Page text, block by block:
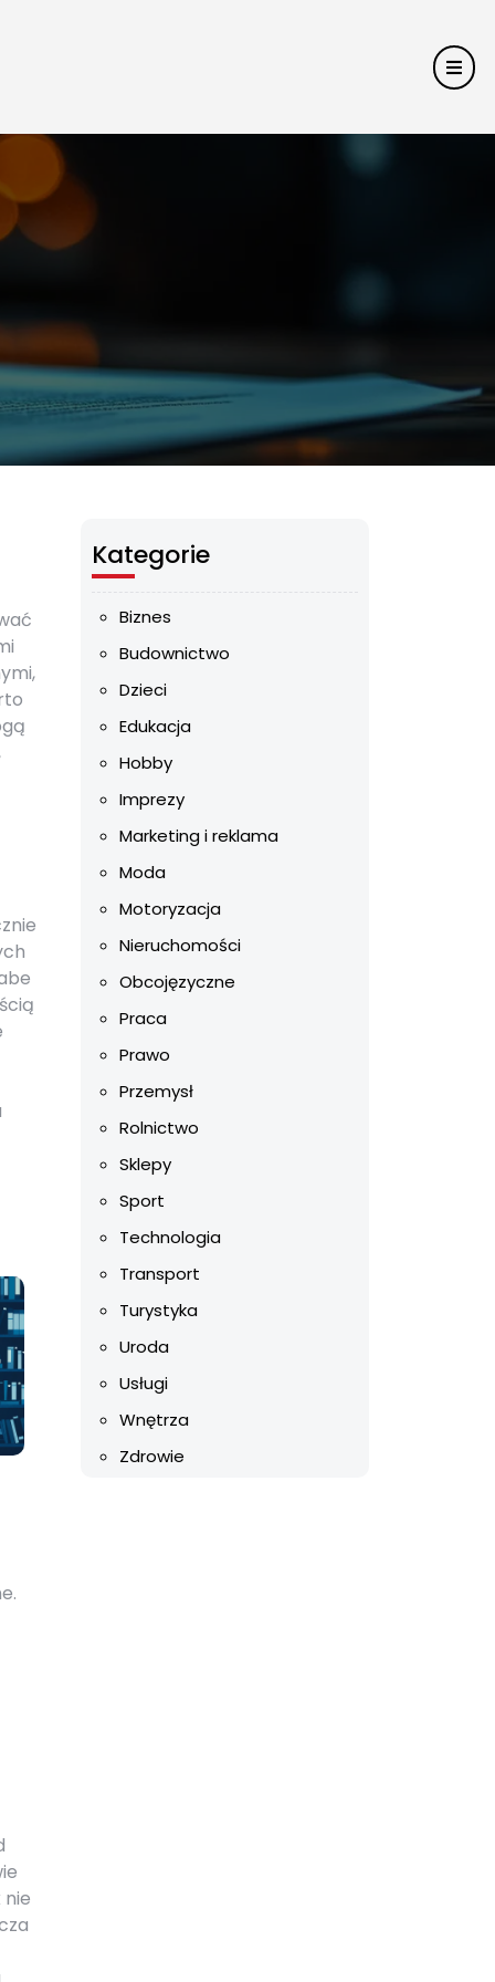
Kategorie
Biznes
Budownictwo
Dzieci
Edukacja
Hobby
Imprezy
Marketing i reklama
Moda
Motoryzacja
Nieruchomości
Obcojęzyczne
Praca
Prawo
Przemysł
Rolnictwo
Sklepy
Sport
Technologia
Transport
Turystyka
Uroda
Usługi
Wnętrza
Zdrowie